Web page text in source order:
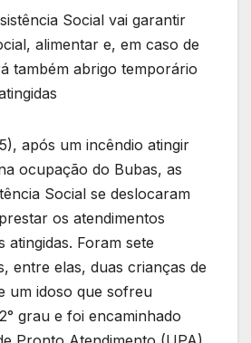
Social vai garantir
alimentar e, em caso de
também abrigo temporário
após um incêndio atingir
ocupação do Bubas, as
Social se deslocaram
os atendimentos
atingidas. Foram sete
entre elas, duas crianças de
um idoso que sofreu
grau e foi encaminhado